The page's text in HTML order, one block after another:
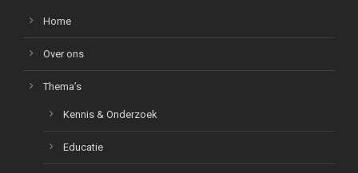
Home
Over ons
Thema’s
Kennis & Onderzoek
Educatie